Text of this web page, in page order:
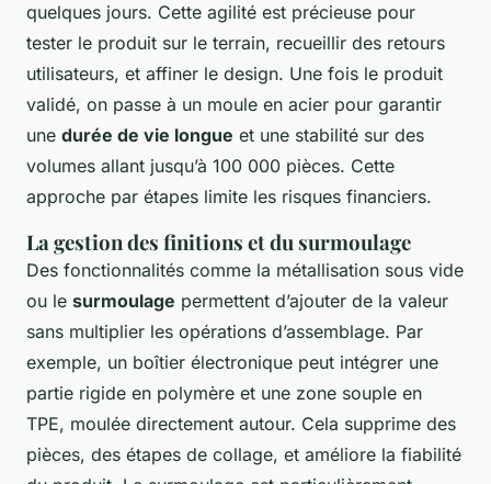
quelques jours. Cette agilité est précieuse pour
tester le produit sur le terrain, recueillir des retours
utilisateurs, et affiner le design. Une fois le produit
validé, on passe à un moule en acier pour garantir
une durée de vie longue et une stabilité sur des
volumes allant jusqu’à 100 000 pièces. Cette
approche par étapes limite les risques financiers.
La gestion des finitions et du surmoulage
Des fonctionnalités comme la métallisation sous vide
ou le surmoulage permettent d’ajouter de la valeur
sans multiplier les opérations d’assemblage. Par
exemple, un boîtier électronique peut intégrer une
partie rigide en polymère et une zone souple en
TPE, moulée directement autour. Cela supprime des
pièces, des étapes de collage, et améliore la fiabilité